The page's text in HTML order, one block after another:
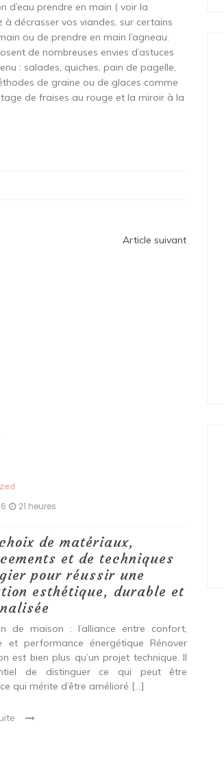
d’eau prendre en main ( voir la
décrasser vos viandes, sur certains
ou de prendre en main l’agneau.
de nombreuses envies d’astuces
: salades, quiches, pain de pagelle,
de graine ou de glaces comme
de fraises au rouge et la miroir à la
Article suivant
21 heures
de matériaux,
et de techniques
pour réussir une
esthétique, durable et
de maison : l’alliance entre confort,
et performance énergétique Rénover
est bien plus qu’un projet technique. Il
de distinguer ce qui peut être
qui mérite d’être amélioré […]